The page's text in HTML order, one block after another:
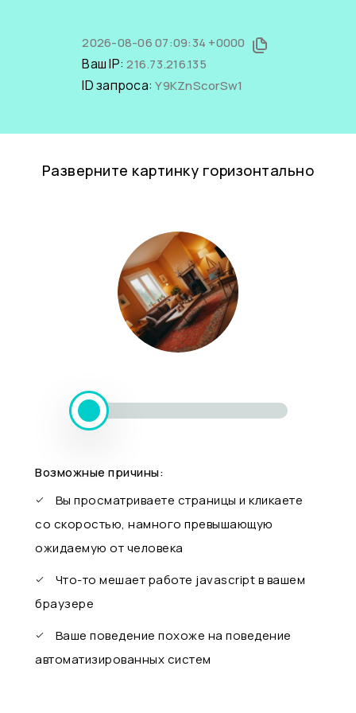
2026-08-06 07:09:34 +0000
Ваш IP:216.73.216.135
ID запроса:Y9KZnScorSw1
Разверните картинку горизонтально
Возможные причины:
Вы просматриваете страницы и кликаете
со скоростью, намного превышающую
ожидаемую от человека
Что-то мешает работе javascript в вашем
браузере
Ваше поведение похоже на поведение
автоматизированных систем